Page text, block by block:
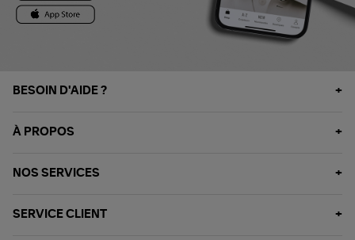
BESOIN D'AIDE ?
À PROPOS
NOS SERVICES
SERVICE CLIENT